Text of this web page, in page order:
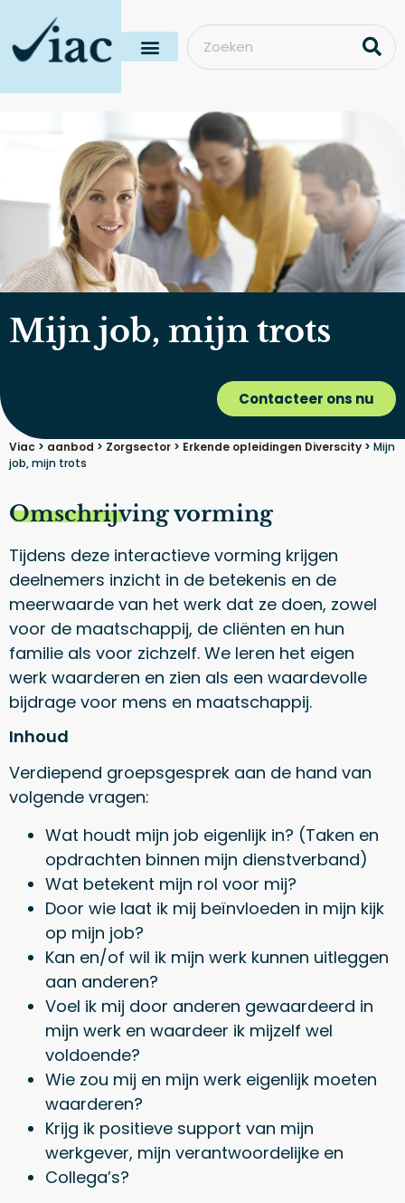
Mijn job, mijn trots
Contacteer ons nu
Viac > aanbod > Zorgsector > Erkende opleidingen Diverscity > Mijn
job, mijn trots
Omschrijving vorming
Tijdens deze interactieve vorming krijgen
deelnemers inzicht in de betekenis en de
meerwaarde van het werk dat ze doen, zowel
voor de maatschappij, de cliënten en hun
familie als voor zichzelf. We leren het eigen
werk waarderen en zien als een waardevolle
bijdrage voor mens en maatschappij.
Inhoud
Verdiepend groepsgesprek aan de hand van
volgende vragen:
Wat houdt mijn job eigenlijk in? (Taken en
opdrachten binnen mijn dienstverband)
Wat betekent mijn rol voor mij?
Door wie laat ik mij beïnvloeden in mijn kijk
op mijn job?
Kan en/of wil ik mijn werk kunnen uitleggen
aan anderen?
Voel ik mij door anderen gewaardeerd in
mijn werk en waardeer ik mijzelf wel
voldoende?
Wie zou mij en mijn werk eigenlijk moeten
waarderen?
Krijg ik positieve support van mijn
werkgever, mijn verantwoordelijke en
Collega’s?